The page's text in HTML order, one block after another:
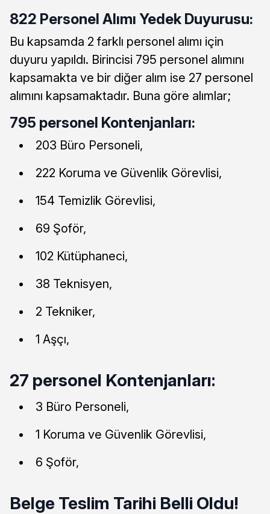
822 Personel Alımı Yedek Duyurusu:
Bu kapsamda 2 farklı personel alımı için
duyuru yapıldı. Birincisi 795 personel alımını
kapsamakta ve bir diğer alım ise 27 personel
alımını kapsamaktadır. Buna göre alımlar;
795 personel Kontenjanları:
203 Büro Personeli,
222 Koruma ve Güvenlik Görevlisi,
154 Temizlik Görevlisi,
69 Şoför,
102 Kütüphaneci,
38 Teknisyen,
2 Tekniker,
1 Aşçı,
27 personel Kontenjanları:
3 Büro Personeli,
1 Koruma ve Güvenlik Görevlisi,
6 Şoför,
Belge Teslim Tarihi Belli Oldu!